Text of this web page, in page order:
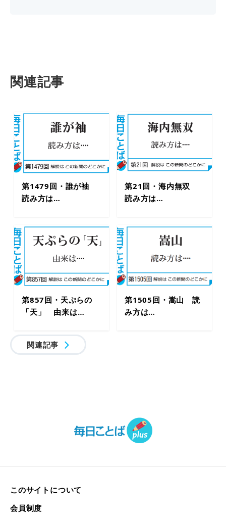
関連記事
第1479回・誰が袖
読み方は…
第21回・海内無双
読み方は…
第857回・天ぷらの
「天」 由来は…
第1505回・嵩山 読
み方は…
関連記事
このサイトについて
会員制度